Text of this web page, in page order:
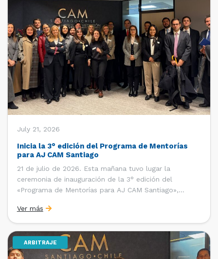
July 21, 2026
Inicia la 3° edición del Programa de Mentorías
para AJ CAM Santiago
21 de julio de 2026. Esta mañana tuvo lugar la
ceremonia de inauguración de la 3° edición del
«Programa de Mentorías para AJ CAM Santiago»,
Internacionales con el apoyo de la Dirección Ejecutiva
y la Subdirección Ejecutiva y de Asuntos
Internacionales, tras […]
Ver más
ARBITRAJE